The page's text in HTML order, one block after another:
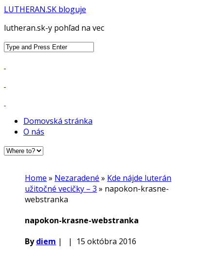
LUTHERAN.SK bloguje
lutheran.sk-y pohľad na vec
Search
Domovská stránka
O nás
Home » Nezaradené » Kde nájde luterán
užitočné vecičky – 3 » napokon-krasne-
webstranka
napokon-krasne-webstranka
Bydiem | | 15 októbra 2016